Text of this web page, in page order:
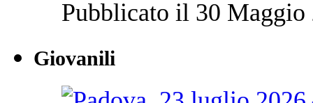
Pubblicato il 30 Maggio
Giovanili